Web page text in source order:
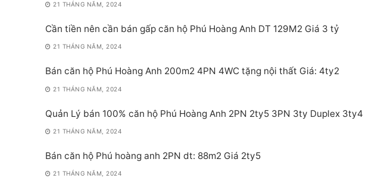
21 THÁNG NĂM, 2024
Cần tiền nên cần bán gấp căn hộ Phú Hoàng Anh DT 129M2 Giá 3 tỷ
21 THÁNG NĂM, 2024
Bán căn hộ Phú Hoàng Anh 200m2 4PN 4WC tặng nội thất Giá: 4ty2
21 THÁNG NĂM, 2024
Quản Lý bán 100% căn hộ Phú Hoàng Anh 2PN 2ty5 3PN 3ty Duplex 3ty4
21 THÁNG NĂM, 2024
Bán căn hộ Phú hoàng anh 2PN dt: 88m2 Giá 2ty5
21 THÁNG NĂM, 2024